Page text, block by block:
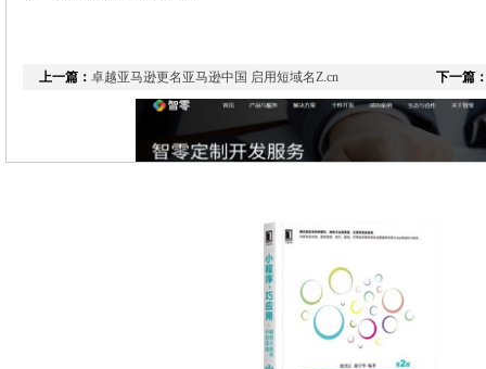
上一篇： 卓越亚马逊更名亚马逊中国 启用短域名Z.cn 下一篇